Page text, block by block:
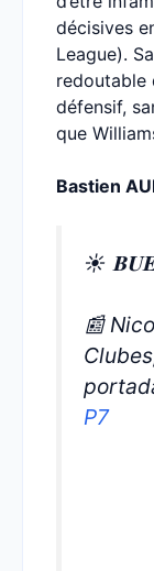
décisives
League).
redoutable
défensif,
que
Bastien
☀️
📰
P7